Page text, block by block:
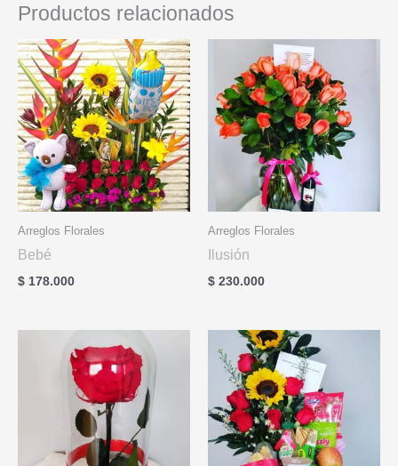
Productos relacionados
Arreglos Florales
Bebé
$ 178.000
Arreglos Florales
Ilusión
$ 230.000